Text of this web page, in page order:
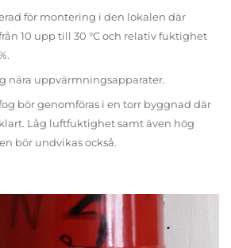
för montering i den lokalen där
10 upp till 30 °C och relativ fuktighet
nära uppvärmningsapparater.
bör genomföras i en torr byggnad där
Låg luftfuktighet samt även hög
bör undvikas också.